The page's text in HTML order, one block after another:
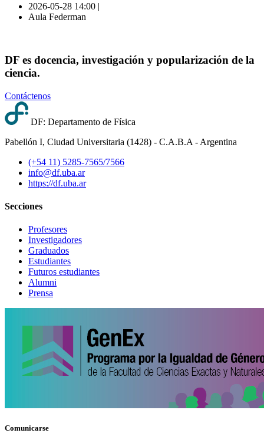
2026-05-28 14:00 |
Aula Federman
DF es docencia, investigación y popularización de la
ciencia.
Contáctenos
DF: Departamento de Física
Pabellón I, Ciudad Universitaria (1428) - C.A.B.A - Argentina
(+54 11) 5285-7565/7566
info@df.uba.ar
https://df.uba.ar
Secciones
Profesores
Investigadores
Graduados
Estudiantes
Futuros estudiantes
Alumni
Prensa
Comunicarse